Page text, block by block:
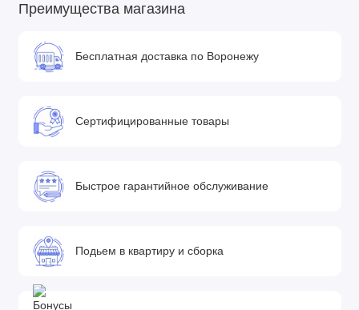
Преимущества магазина
Бесплатная доставка по Воронежу
Сертифицированные товары
Быстрое гарантийное обслуживание
Подьем в квартиру и сборка